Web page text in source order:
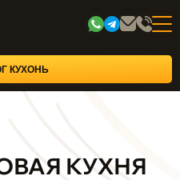
КУХОНЬ
КУХНЯ